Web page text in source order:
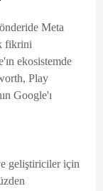
Meta
fikrini
ekosistemde
Play
Google'ı
geliştiriciler için